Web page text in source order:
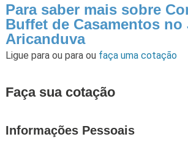
Para saber mais sobre
Buffet de Casamentos no
Aricanduva
Ligue para ou para ou faça uma cotação
Faça sua cotação
Informações Pessoais